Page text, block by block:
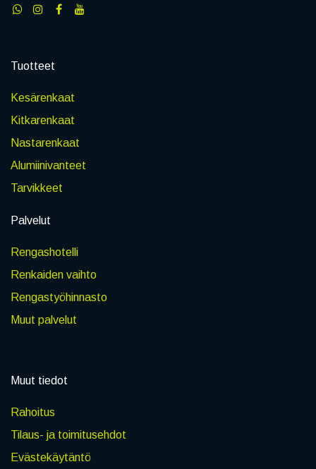
Tuotteet
Kesärenkaat
Kitkarenkaat
Nastarenkaat
Alumiinivanteet
Tarvikkeet
Palvelut
Rengashotelli
Renkaiden vaihto
Rengastyöhinnasto
Muut palvelut
Muut tiedot
Rahoitus
Tilaus- ja toimitusehdot
Evästekäytäntö